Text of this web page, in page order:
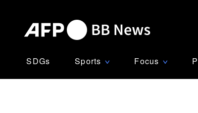
SDGs Sports ∨ Focus ∨